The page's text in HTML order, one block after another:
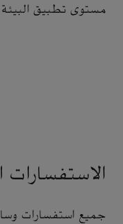
مستوى تطبيق البيئة
الاستفسارات
جميع استفسارات